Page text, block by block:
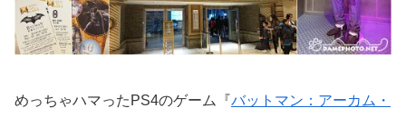
めっちゃハマったPS4のゲーム『バットマン：アーカム・